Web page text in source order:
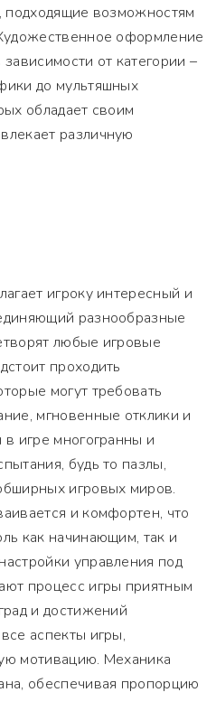
подходящие возможностям
оформление
от категории –
до мультяшных
обладает своим
различную
игроку интересный и
разнообразные
любые игровые
проходить
могут требовать
мгновенные отклики и
игре многогранны и
будь то пазлы,
игровых миров.
и комфортен, что
как начинающим, так и
управления под
процесс игры приятным
и достижений
аспекты игры,
мотивацию. Механика
обеспечивая пропорцию